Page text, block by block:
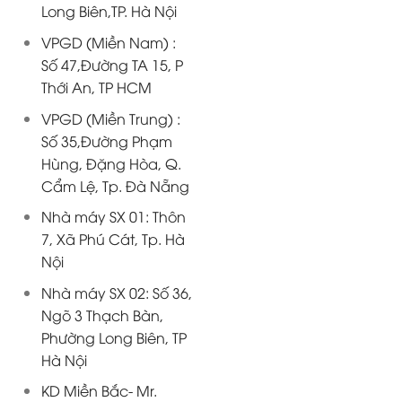
Long Biên,TP. Hà Nội
VPGD (Miền Nam) :
Số 47,Đường TA 15, P
Thới An, TP HCM
VPGD (Miền Trung) :
Số 35,Đường Phạm
Hùng, Đặng Hòa, Q.
Cẩm Lệ, Tp. Đà Nẵng
Nhà máy SX 01: Thôn
7, Xã Phú Cát, Tp. Hà
Nội
Nhà máy SX 02: Số 36,
Ngõ 3 Thạch Bàn,
Phường Long Biên, TP
Hà Nội
KD Miền Bắc- Mr.